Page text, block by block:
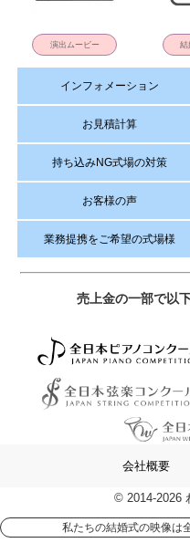
演出ムービー 結
インフォメーション
お見積計算
持ち込みNG式場の対策
お客様の声
業務提携をご希望の式場様
売上金の一部で以
会社概要
© 2014-2026
私たちの結婚式の映像は